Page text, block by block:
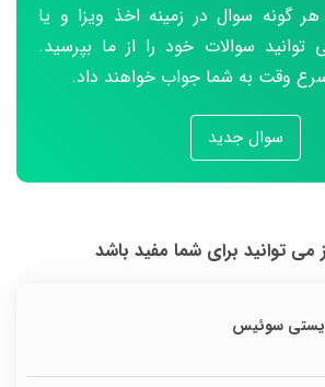
گونه سوال در زمینه اخذ ویزا و یا
سوالات خود را از ما بپرسید.
وقت به شما جواب خواهند داد.
سوال جدید
می توانید برای شما مفید باشد
سوئیس